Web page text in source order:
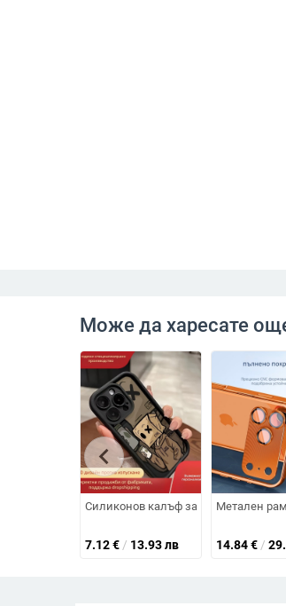
Може да харесате
Силиконов калъф за мобилен
7.12€ / 13.93 лв
Метален
14.84€ /
chevron_left